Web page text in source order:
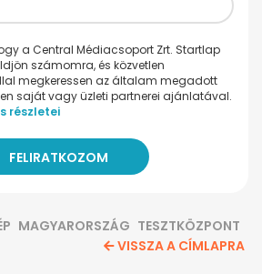
a Central Médiacsoport Zrt. Startlap
számomra, és közvetlen
megkeressen az általam megadott
saját vagy üzleti partnerei ajánlatával.
részletei
MAGYARORSZÁG TESZTKÖZPONT
VISSZA A CÍMLAPRA